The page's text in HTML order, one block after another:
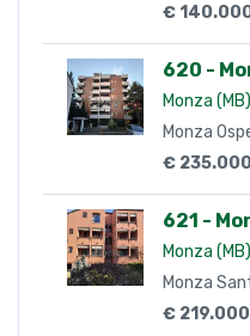
€
620 -
Monza (MB)
Monza
€
621 -
Monza (MB)
Monza
€